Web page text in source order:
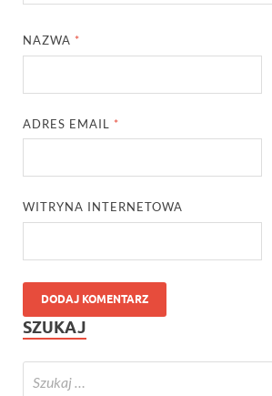
NAZWA *
ADRES EMAIL *
WITRYNA INTERNETOWA
SZUKAJ